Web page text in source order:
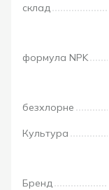
склад
формула NPK
безхлорне
Культура
Бренд